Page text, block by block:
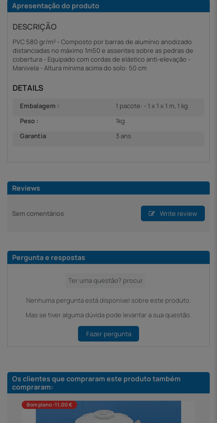
Apresentação do produto
DESCRIÇÃO
PVC 580 gr/m² - Composto por barras de alumínio anodizado
distanciadas no máximo 1m50 e assentes sobre as pedras de
cobertura - Equipado com cordas de elástico anti-elevação -
Manivela - Altura mínima acima do solo: 50 cm
DETAILS
Embalagem :
1 pacote: - 1 x 1 x 1 m, 1 kg
Peso :
1kg
Garantia
3 ans
Reviews
Sem comentários Write review
Pergunta e respostas
Nenhuma pergunta está disponível sobre este produto.
Mas se tiver alguma dúvida pode levantar a sua questão.
Fazer pergunta
Os clientes que compraram este produto também
compraram:
Bom plano -11,00 €